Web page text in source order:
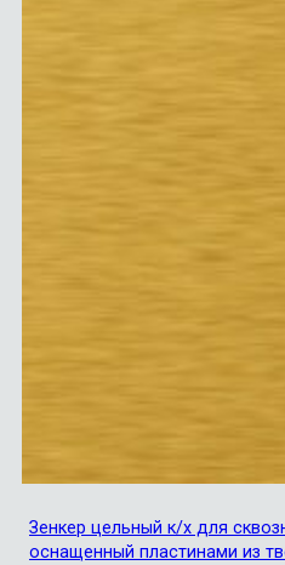
Зенкер цельный к/х для
оснащенный пластинами из